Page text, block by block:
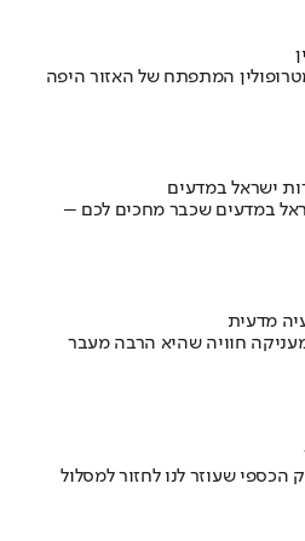
המתפתח של האזור היפה
ישראל במדעים
במדעים שכבר מחכים לכם –
מדעית
חוויה שהיא הרבה מעבר
שעוזר לנו לחזור למסלול